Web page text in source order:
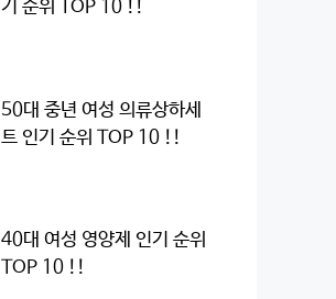
기 순위 TOP 10 !!
50대 중년 여성 의류상하세
트 인기 순위 TOP 10 !!
40대 여성 영양제 인기 순위
TOP 10 !!